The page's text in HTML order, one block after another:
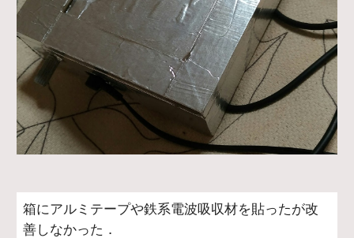
箱にアルミテープや鉄系電波吸収材を貼ったが改
善しなかった．